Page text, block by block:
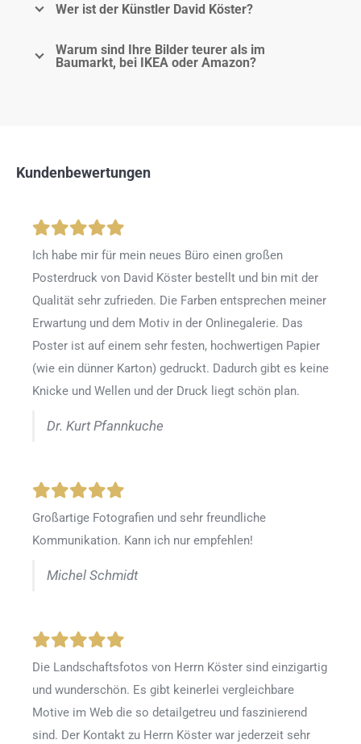
Wer ist der Künstler David Köster?
Warum sind Ihre Bilder teurer als im
Baumarkt, bei IKEA oder Amazon?
Kundenbewertungen
Ich habe mir für mein neues Büro einen großen
Posterdruck von David Köster bestellt und bin mit der
Qualität sehr zufrieden. Die Farben entsprechen meiner
Erwartung und dem Motiv in der Onlinegalerie. Das
Poster ist auf einem sehr festen, hochwertigen Papier
(wie ein dünner Karton) gedruckt. Dadurch gibt es keine
Knicke und Wellen und der Druck liegt schön plan.
Dr. Kurt Pfannkuche
Großartige Fotografien und sehr freundliche
Kommunikation. Kann ich nur empfehlen!
Michel Schmidt
Die Landschaftsfotos von Herrn Köster sind einzigartig
und wunderschön. Es gibt keinerlei vergleichbare
Motive im Web die so detailgetreu und faszinierend
sind. Der Kontakt zu Herrn Köster war jederzeit sehr